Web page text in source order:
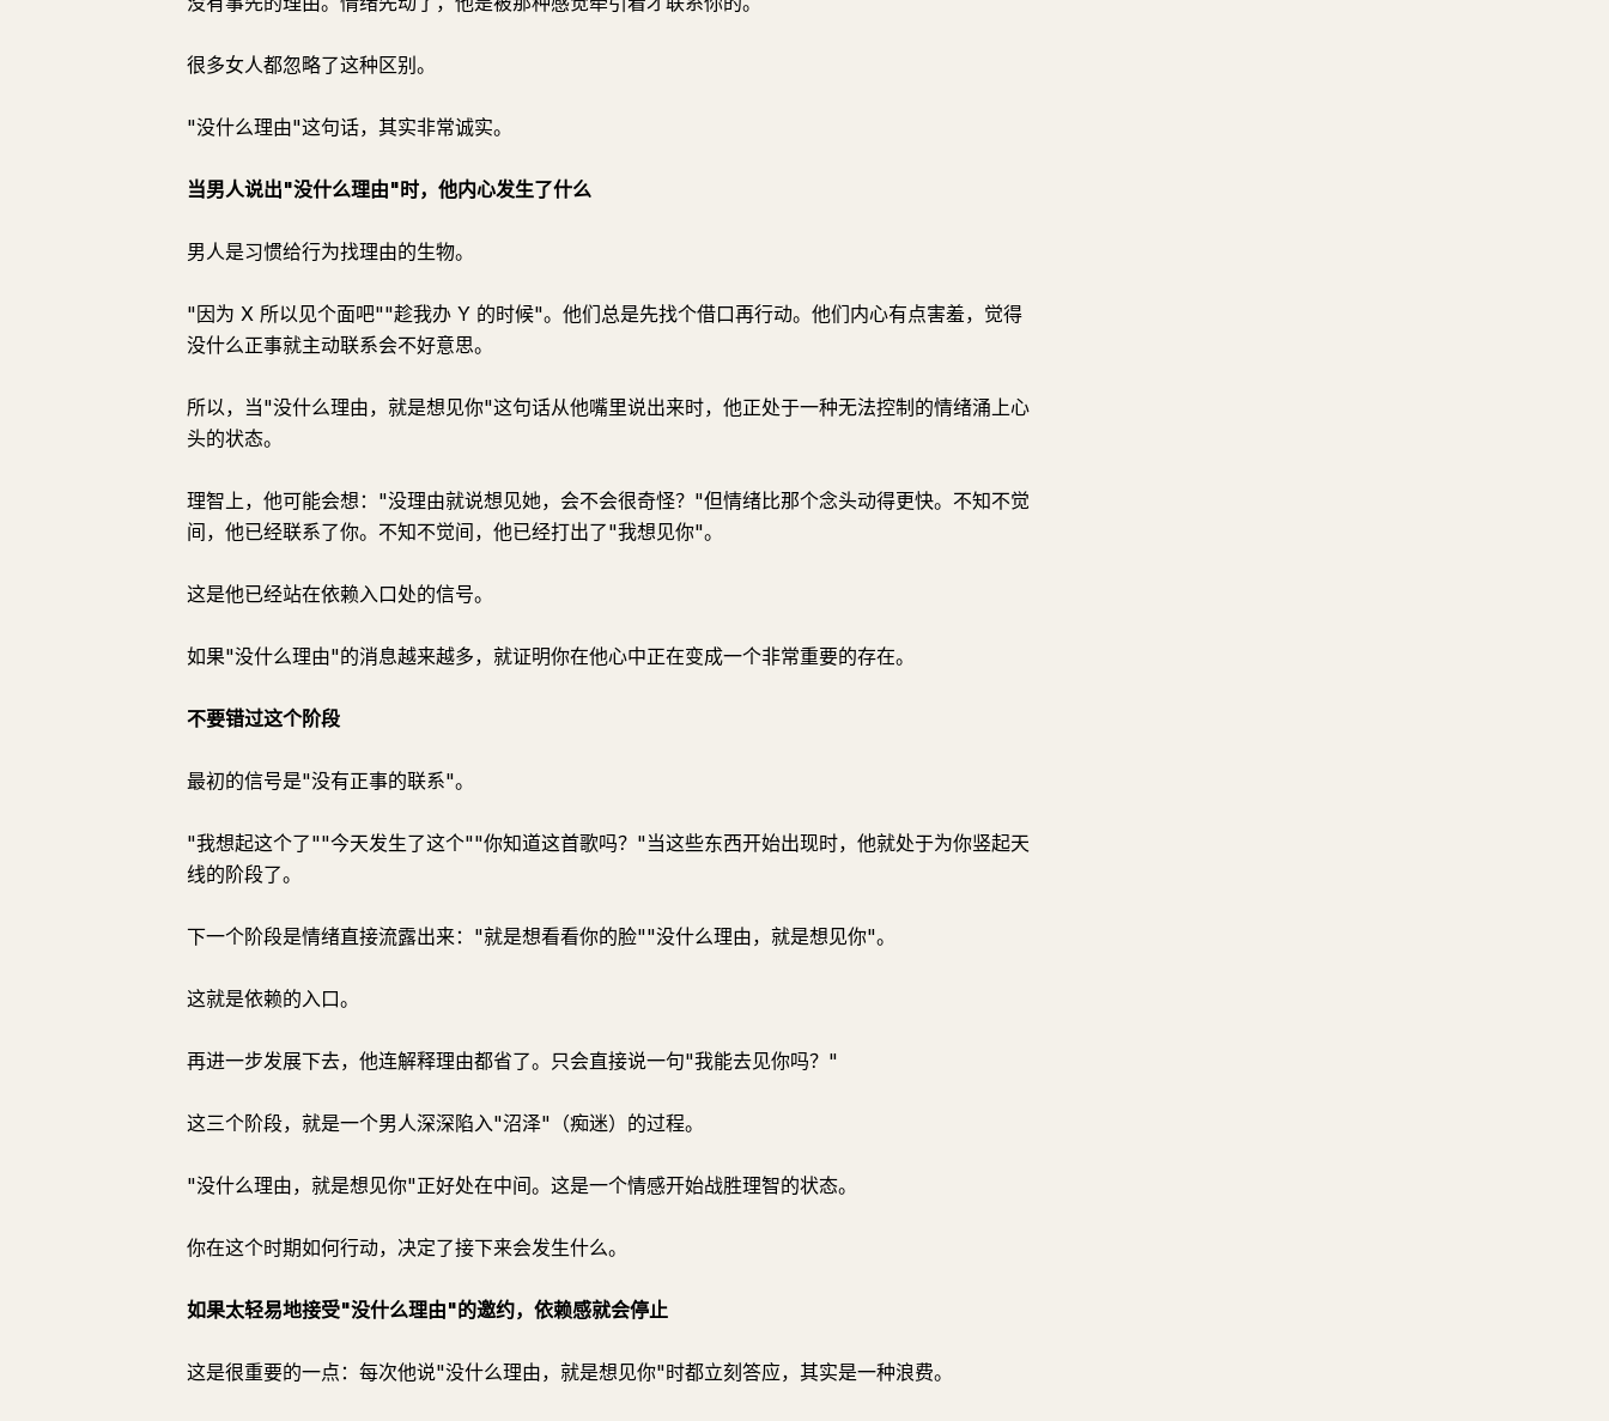
很多女人都忽略了这种区别。
"没什么理由"这句话，其实非常诚实。
当男人说出"没什么理由"时，他内心发生了什么
男人是习惯给行为找理由的生物。
"因为 X 所以见个面吧""趁我办 Y 的时候"。他们总是先找个借口再行动。他们内心有点害羞，觉得
没什么正事就主动联系会不好意思。
所以，当"没什么理由，就是想见你"这句话从他嘴里说出来时，他正处于一种无法控制的情绪涌上心
头的状态。
理智上，他可能会想："没理由就说想见她，会不会很奇怪？"但情绪比那个念头动得更快。不知不觉
间，他已经联系了你。不知不觉间，他已经打出了"我想见你"。
这是他已经站在依赖入口处的信号。
如果"没什么理由"的消息越来越多，就证明你在他心中正在变成一个非常重要的存在。
不要错过这个阶段
最初的信号是"没有正事的联系"。
"我想起这个了""今天发生了这个""你知道这首歌吗？"当这些东西开始出现时，他就处于为你竖起天
线的阶段了。
下一个阶段是情绪直接流露出来："就是想看看你的脸""没什么理由，就是想见你"。
这就是依赖的入口。
再进一步发展下去，他连解释理由都省了。只会直接说一句"我能去见你吗？"
这三个阶段，就是一个男人深深陷入"沼泽"（痴迷）的过程。
"没什么理由，就是想见你"正好处在中间。这是一个情感开始战胜理智的状态。
你在这个时期如何行动，决定了接下来会发生什么。
如果太轻易地接受"没什么理由"的邀约，依赖感就会停止
这是很重要的一点：每次他说"没什么理由，就是想见你"时都立刻答应，其实是一种浪费。